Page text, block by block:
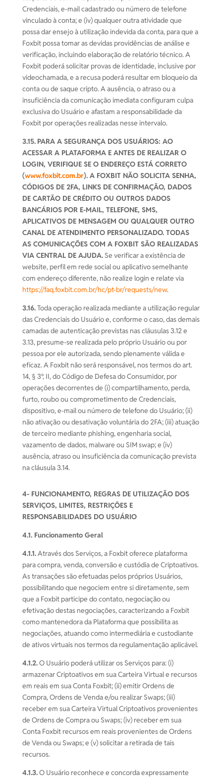
Credenciais, e-mail cadastrado ou número de telefone
vinculado à conta; e (iv) qualquer outra atividade que
possa dar ensejo à utilização indevida da conta, para que a
Foxbit possa tomar as devidas providências de análise e
verificação, incluindo elaboração de relatório técnico. A
Foxbit poderá solicitar provas de identidade, inclusive por
videochamada, e a recusa poderá resultar em bloqueio da
conta ou de saque cripto. A ausência, o atraso ou a
insuficiência da comunicação imediata configuram culpa
exclusiva do Usuário e afastam a responsabilidade da
Foxbit por operações realizadas nesse intervalo.
3.15. PARA A SEGURANÇA DOS USUÁRIOS: AO
ACESSAR A PLATAFORMA E ANTES DE REALIZAR O
LOGIN, VERIFIQUE SE O ENDEREÇO ESTÁ CORRETO
(www.foxbit.com.br). A FOXBIT NÃO SOLICITA SENHA,
CÓDIGOS DE 2FA, LINKS DE CONFIRMAÇÃO, DADOS
DE CARTÃO DE CRÉDITO OU OUTROS DADOS
BANCÁRIOS POR E-MAIL, TELEFONE, SMS,
APLICATIVOS DE MENSAGEM OU QUALQUER OUTRO
CANAL DE ATENDIMENTO PERSONALIZADO. TODAS
AS COMUNICAÇÕES COM A FOXBIT SÃO REALIZADAS
VIA CENTRAL DE AJUDA.Se verificar a existência de
website, perfil em rede social ou aplicativo semelhante
com endereço diferente, não realize login e relate via
https://faq.foxbit.com.br/hc/pt-br/requests/new.
3.16.Toda operação realizada mediante a utilização regular
das Credenciais do Usuário e, conforme o caso, das demais
camadas de autenticação previstas nas cláusulas 3.12 e
3.13, presume-se realizada pelo próprio Usuário ou por
pessoa por ele autorizada, sendo plenamente válida e
eficaz. A Foxbit não será responsável, nos termos do art.
14, § 3º, II, do Código de Defesa do Consumidor, por
operações decorrentes de (i) compartilhamento, perda,
furto, roubo ou comprometimento de Credenciais,
dispositivo, e-mail ou número de telefone do Usuário; (ii)
não ativação ou desativação voluntária do 2FA; (iii) atuação
de terceiro mediante phishing, engenharia social,
vazamento de dados, malware ou SIM swap; e (iv)
ausência, atraso ou insuficiência da comunicação prevista
na cláusula 3.14.
4- FUNCIONAMENTO, REGRAS DE UTILIZAÇÃO DOS
SERVIÇOS, LIMITES, RESTRIÇÕES E
RESPONSABILIDADES DO USUÁRIO
4.1. Funcionamento Geral
4.1.1.Através dos Serviços, a Foxbit oferece plataforma
para compra, venda, conversão e custódia de Criptoativos.
As transações são efetuadas pelos próprios Usuários,
possibilitando que negociem entre si diretamente, sem
que a Foxbit participe do contato, negociação ou
efetivação destas negociações, caracterizando a Foxbit
como mantenedora da Plataforma que possibilita as
negociações, atuando como intermediária e custodiante
de ativos virtuais nos termos da regulamentação aplicável.
4.1.2.O Usuário poderá utilizar os Serviços para: (i)
armazenar Criptoativos em sua Carteira Virtual e recursos
em reais em sua Conta Foxbit; (ii) emitir Ordens de
Compra, Ordens de Venda e/ou realizar Swaps; (iii)
receber em sua Carteira Virtual Criptoativos provenientes
de Ordens de Compra ou Swaps; (iv) receber em sua
Conta Foxbit recursos em reais provenientes de Ordens
de Venda ou Swaps; e (v) solicitar a retirada de tais
recursos.
4.1.3.O Usuário reconhece e concorda expressamente